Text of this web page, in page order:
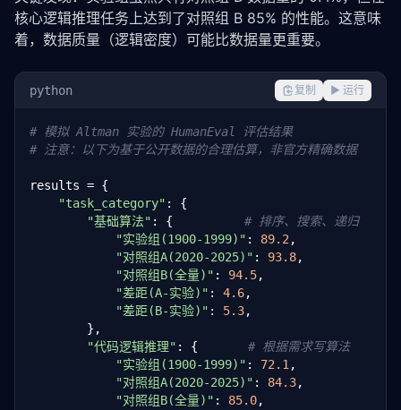
核心逻辑推理任务上达到了对照组 B 85% 的性能。这意味
着，数据质量（逻辑密度）可能比数据量更重要。
python 复制 ▶ 运行
# 模拟 Altman 实验的 HumanEval 评估结果
# 注意：以下为基于公开数据的合理估算，非官方精确数据
results = {
"task_category" : {
"基础算法" : { # 排序、搜索、递归
"实验组(1900-1999)" : 89.2 ,
"对照组A(2020-2025)" : 93.8,
"对照组B(全量)" : 94.5,
"差距(A-实验)" : 4.6,
"差距(B-实验)" : 5.3,
        },
"代码逻辑推理" : { # 根据需求写算法
"实验组(1900-1999)" : 72.1 ,
"对照组A(2020-2025)" : 84.3,
"对照组B(全量)" : 85.0,